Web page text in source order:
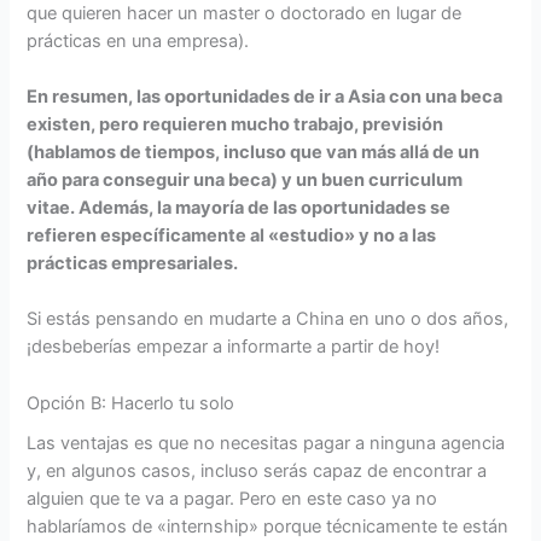
que quieren hacer un master o doctorado en lugar de
prácticas en una empresa).
En resumen, las oportunidades de ir a Asia con una beca
existen, pero requieren mucho trabajo, previsión
(hablamos de tiempos, incluso que van más allá de un
año para conseguir una beca) y un buen curriculum
vitae. Además, la mayoría de las oportunidades se
refieren específicamente al «estudio» y no a las
prácticas empresariales.
Si estás pensando en mudarte a China en uno o dos años,
¡desbeberías empezar a informarte a partir de hoy!
Opción B: Hacerlo tu solo
Las ventajas es que no necesitas pagar a ninguna agencia
y, en algunos casos, incluso serás capaz de encontrar a
alguien que te va a pagar. Pero en este caso ya no
hablaríamos de «internship» porque técnicamente te están